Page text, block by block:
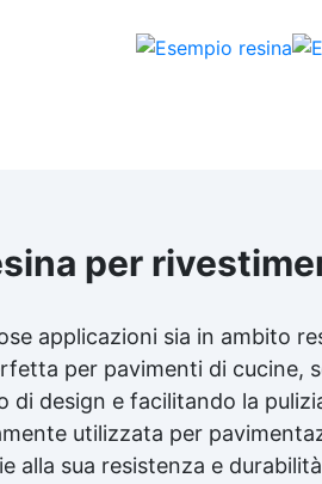
per
applicazioni sia in ambito
per pavimenti di cucine,
design e facilitando la
utilizzata per
alla sua resistenza e